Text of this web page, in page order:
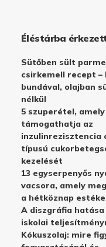
Éléstárba
Sütőben sült
csirkemell recept –
bundával, olajban
nélkül
5 szuperétel, amely
támogathatja az
inzulinrezisztencia
típusú
kezelését
13 egyserpenyős
vacsora, amely
a hétköznap
A diszgráfia hatása
iskolai
Kókuszolaj: mire